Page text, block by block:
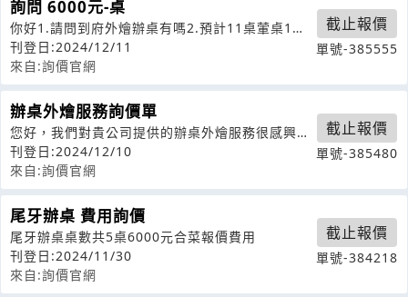
詢問 6000元-桌
你好1.請問到府外燴辦桌有嗎2.預計11桌葷桌1桌
素桌3.需提供菜單4.桌椅有含
刊登日:2024/12/11
來自:詢價官網
截止報價
單號-385555
辦桌外燴服務詢價單
您好，我們對貴公司提供的辦桌外燴服務很感興
趣，希望能夠了解更多詳細資訊。以下是我
刊登日:2024/12/10
來自:詢價官網
截止報價
單號-385480
尾牙辦桌 費用詢價
尾牙辦桌桌數共5桌6000元合菜報價費用
刊登日:2024/11/30
來自:詢價官網
截止報價
單號-384218